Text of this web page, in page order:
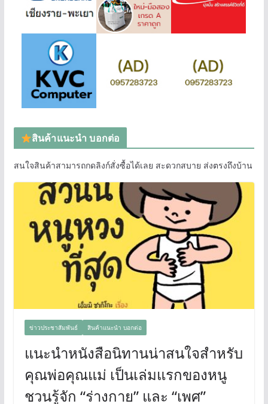
สินค้าแนะนำ บอกต่อ
สนใจสินค้าสามารถกดลิงก์สั่งซื้อได้เลย สะดวกสบาย ส่งตรงถึงบ้าน
ข่าวประชาสัมพันธ์ สินค้าแนะนำ บอกต่อ
แนะนำหนังสือนิทานน่าสนใจสำหรับ
คุณพ่อคุณแม่ เป็นเล่มแรกของหนู
ชวนรู้จัก “ร่างกาย” และ “เพศ”